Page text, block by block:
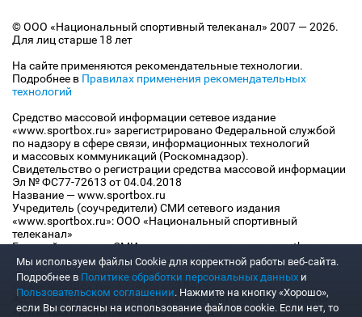
© ООО «Национальный спортивный телеканал» 2007 — 2026.
Для лиц старше 18 лет
На сайте применяются рекомендательные технологии.
Подробнее в Правилах применения рекомендательных
технологий
Средство массовой информации сетевое издание
«www.sportbox.ru» зарегистрировано Федеральной службой
по надзору в сфере связи, информационных технологий
и массовых коммуникаций (Роскомнадзор).
Свидетельство о регистрации средства массовой информации
Эл № ФС77-72613 от 04.04.2018
Название — www.sportbox.ru
Учредитель (соучредители) СМИ сетевого издания
«www.sportbox.ru»: ООО «Национальный спортивный
телеканал»
Главный редактор СМИ сетевого издания «www.sportbox.ru»:
Конов В.А.
Номер телефона редакции СМИ сетевого издания
«www.sportbox.ru»: +7 (495) 653 8419
Адрес электронной почты редакции СМИ сетевого издания
«www.sportbox.ru»: editor@sportbox.ru
Мы используем файлы Сookie для корректной работы веб-сайта.
Подробнее в Политике обработки персональных данных и
Пользовательском соглашении. Нажмите на кнопку «Хорошо»,
если Вы согласны на использование файлов cookie. Если нет, то